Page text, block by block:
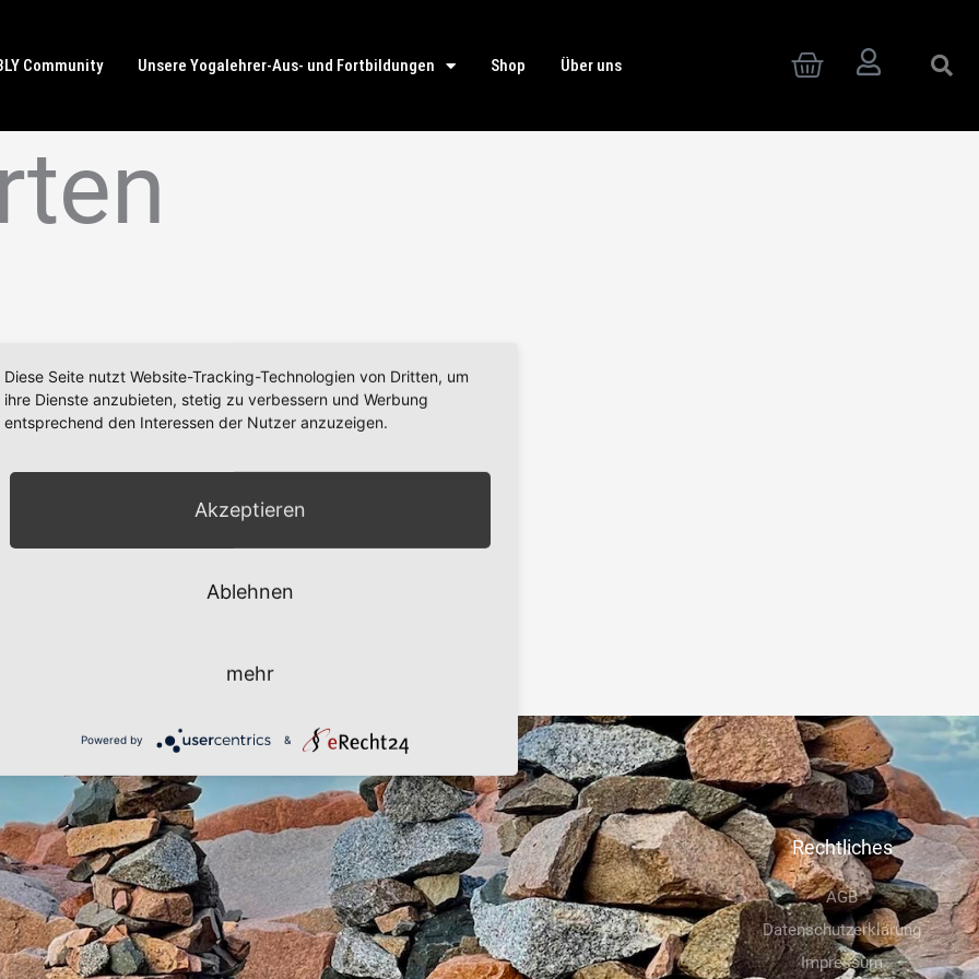
Community Unsere Yogalehrer-Aus- und Fortbildungen Shop Über uns Warenkorb
Rechtliches
AGB
Datenschutzerklärung
Impressum
Diese Seite nutzt Website-Tracking-Technologien von Dritten, um
ihre Dienste anzubieten, stetig zu verbessern und Werbung
entsprechend den Interessen der Nutzer anzuzeigen.
Akzeptieren
Ablehnen
mehr
Powered by &